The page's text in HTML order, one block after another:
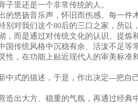
里还是一个非常传统的人。
的悠扬音乐声，怀旧而伤感。每一
对我们这个80后的三口之家，所以
，而是通过对传统文化的认识、提
传统风格中沉稳有余、活泼不足等
性，在功能上贴近现代人的审美标
式的描述，于是，作出决定---把自
造出大方、稳重的气氛，再通过经